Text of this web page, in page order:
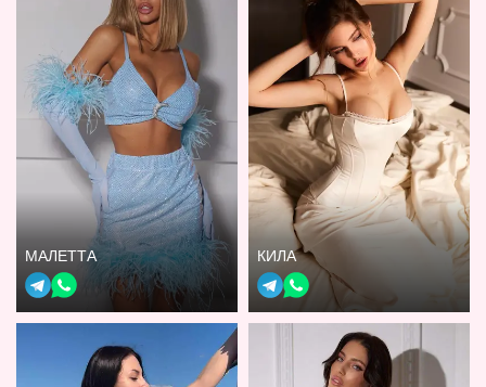
МАЛЕТТА КИЛА